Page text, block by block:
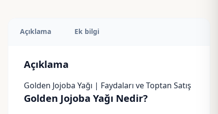
Açıklama Ek bilgi
Açıklama
Golden Jojoba Yağı | Faydaları ve Toptan Satış
Golden Jojoba Yağı Nedir?